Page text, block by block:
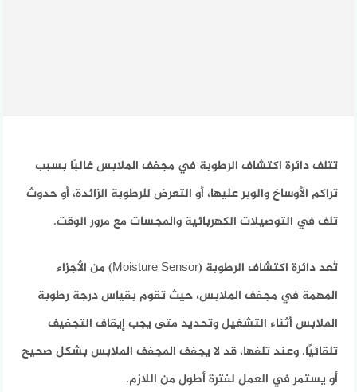
تتلف دائرة اكتشاف الرطوبة في مجفف الملابس غالبًا بسبب
تراكم الأوساخ والوبر عليها، أو التعرض للرطوبة الزائدة، أو حدوث
تلف في التوصيلات الكهربائية والمجسات مع مرور الوقت.
تُعد دائرة اكتشاف الرطوبة (Moisture Sensor) من الأجزاء
المهمة في مجفف الملابس، حيث تقوم بقياس درجة رطوبة
الملابس أثناء التشغيل وتحديد متى يجب إيقاف التجفيف
تلقائيًا. وعند تلفها، قد لا يجفف المجفف الملابس بشكل صحيح
أو يستمر في العمل لفترة أطول من اللازم.